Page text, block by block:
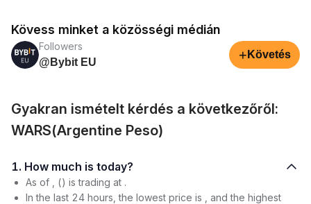
Kövess minket a közösségi médián
Followers
@Bybit EU
+ Követés
Gyakran ismételt kérdés a következőről:
WARS(Argentine Peso)
1. How much is today?
As of , () is trading at .
In the last 24 hours, the lowest price is , and the highest